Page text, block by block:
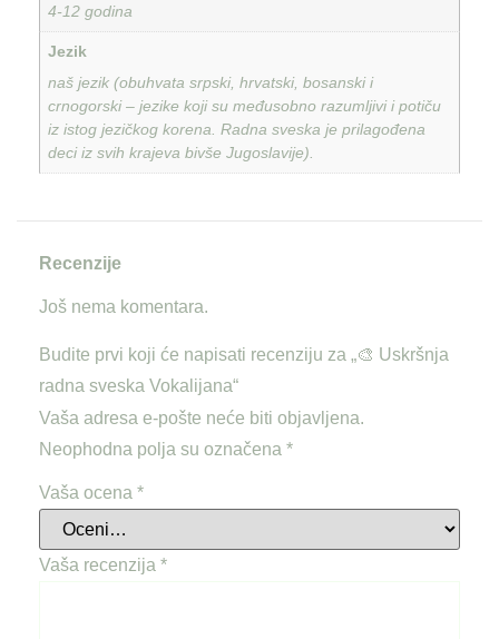
4-12 godina
Jezik
naš jezik (obuhvata srpski, hrvatski, bosanski i
crnogorski – jezike koji su međusobno razumljivi i potiču
iz istog jezičkog korena. Radna sveska je prilagođena
deci iz svih krajeva bivše Jugoslavije).
Recenzije
Još nema komentara.
Budite prvi koji će napisati recenziju za „🎨 Uskršnja
radna sveska Vokalijana“
Vaša adresa e-pošte neće biti objavljena.
Neophodna polja su označena *
Vaša ocena *
Vaša recenzija *